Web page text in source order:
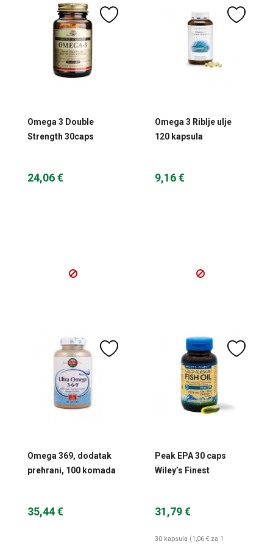
Omega 3 Double
Strength 30caps
24,06 €
Omega 3 Riblje ulje
120 kapsula
9,16 €
Omega 369, dodatak
prehrani, 100 komada
35,44 €
Peak EPA 30 caps
Wiley’s Finest
31,79 €
30 kapsula (1,06 € za 1